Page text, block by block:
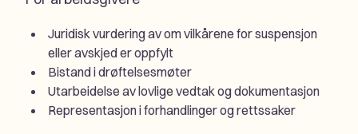
Juridisk vurdering av om vilkårene for suspensjon
eller avskjed er oppfylt
Bistand i drøftelsesmøter
Utarbeidelse av lovlige vedtak og dokumentasjon
Representasjon i forhandlinger og rettssaker